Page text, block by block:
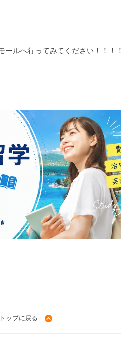
ルへ行ってみてください！！！！
ップに戻る